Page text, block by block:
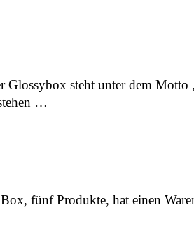
Glossybox steht unter dem Motto
…
fünf Produkte, hat einen